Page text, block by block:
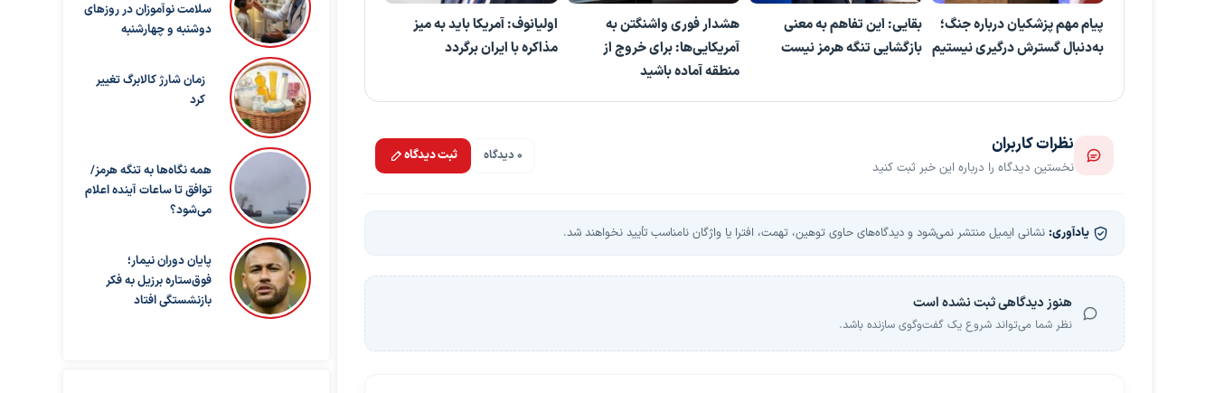
پیام مهم پزشکیان درباره جنگ؛
به‌دنبال گسترش درگیری نیستیم
بقایی: این تفاهم به معنی
بازگشایی تنگه هرمز نیست
هشدار فوری واشنگتن به
آمریکایی‌ها: برای خروج از
منطقه آماده باشید
اولیانوف: آمریکا باید به میز
مذاکره با ایران برگردد
نظرات کاربران
نخستین دیدگاه را درباره این خبر ثبت کنید
0 دیدگاه ثبت دیدگاه
یادآوری: نشانی ایمیل منتشر نمی‌شود و دیدگاه‌های حاوی توهین، تهمت، افترا یا واژگان نامناسب تأیید نخواهند شد.
هنوز دیدگاهی ثبت نشده است
نظر شما می‌تواند شروع یک گفت‌وگوی سازنده باشد.
سلامت نوآموزان در روزهای
دوشنبه و چهارشنبه
زمان شارژ کالابرگ تغییر
کرد
همه نگاه‌ها به تنگه هرمز/
توافق تا ساعات آینده اعلام
می‌شود؟
پایان دوران نیمار؛
فوق‌ستاره برزیل به فکر
بازنشستگی افتاد